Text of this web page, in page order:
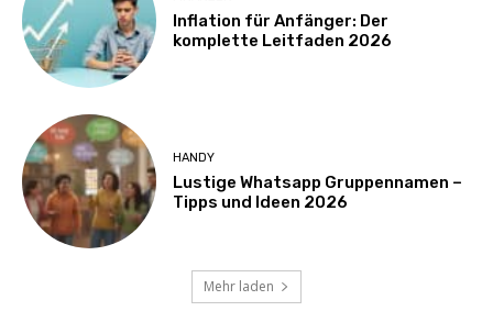
Inflation für Anfänger: Der
komplette Leitfaden 2026
HANDY
Lustige Whatsapp Gruppennamen –
Tipps und Ideen 2026
Mehr laden